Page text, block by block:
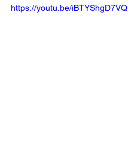
https://youtu.be/iBTYShgD7VQ